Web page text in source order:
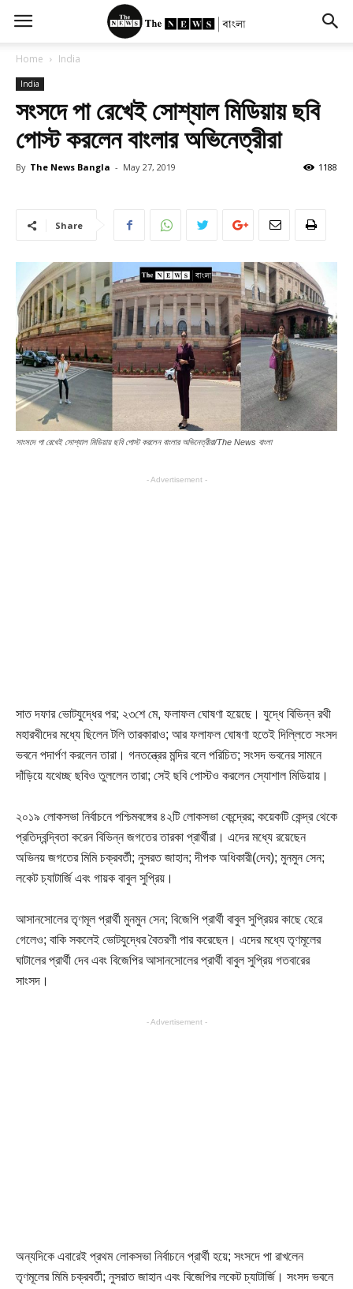
Home India
India
সংসদে পা রেখেই সোশ্যাল মিডিয়ায় ছবি
পোস্ট করলেন বাংলার অভিনেত্রীরা
By The News Bangla - May 27, 2019 1188
Share
সাংসদে পা রেখেই সোশ্যাল মিডিয়ায় ছবি পোস্ট করলেন বাংলার অভিনেত্রীরা/The News বাংলা
- Advertisement -
সাত দফার ভোটযুদ্ধের পর; ২৩শে মে, ফলাফল ঘোষণা হয়েছে। যুদ্ধে বিভিন্ন রথী
মহারথীদের মধ্যে ছিলেন টলি তারকারাও; আর ফলাফল ঘোষণা হতেই দিল্লিতে সংসদ
ভবনে পদার্পণ করলেন তারা। গনতন্ত্রের মন্দির বলে পরিচিত; সংসদ ভবনের সামনে
দাঁড়িয়ে যথেচ্ছ ছবিও তুললেন তারা; সেই ছবি পোস্টও করলেন স্যোশাল মিডিয়ায়।
২০১৯ লোকসভা নির্বাচনে পশ্চিমবঙ্গের ৪২টি লোকসভা কেন্দ্রের; কয়েকটি কেন্দ্র থেকে
প্রতিদ্বন্দ্বিতা করেন বিভিন্ন জগতের তারকা প্রার্থীরা। এদের মধ্যে রয়েছেন
অভিনয় জগতের মিমি চক্রবর্তী; নুসরত জাহান; দীপক অধিকারী(দেব); মুনমুন সেন;
লকেট চ্যাটার্জি এবং গায়ক বাবুল সুপ্রিয়।
আসানসোলের তৃণমূল প্রার্থী মুনমুন সেন; বিজেপি প্রার্থী বাবুল সুপ্রিয়র কাছে হেরে
গেলেও; বাকি সকলেই ভোটযুদ্ধের বৈতরণী পার করেছেন। এদের মধ্যে তৃণমূলের
ঘাটালের প্রার্থী দেব এবং বিজেপির আসানসোলের প্রার্থী বাবুল সুপ্রিয় গতবারের
সাংসদ।
- Advertisement -
অন্যদিকে এবারেই প্রথম লোকসভা নির্বাচনে প্রার্থী হয়ে; সংসদে পা রাখলেন
তৃণমূলের মিমি চক্রবর্তী; নুসরাত জাহান এবং বিজেপির লকেট চ্যাটার্জি। সংসদ ভবনে